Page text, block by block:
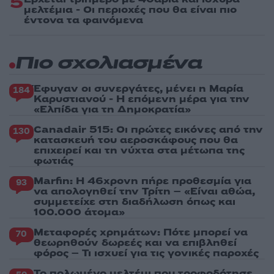
μελτέμια - Οι περιοχές που θα είναι πιο
έντονα τα φαινόμενα
Πιο σχολιασμένα
184 Έφυγαν οι συνεργάτες, μένει η Μαρία
Καρυστιανού - Η επόμενη μέρα για την
«Ελπίδα για τη Δημοκρατία»
130 Canadair 515: Οι πρώτες εικόνες από την
κατασκευή του αεροσκάφους που θα
επιχειρεί και τη νύχτα στα μέτωπα της
φωτιάς
93 Marfin: Η 46χρονη πήρε προθεσμία για
να απολογηθεί την Τρίτη – «Είναι αθώα,
συμμετείχε στη διαδήλωση όπως και
100.000 άτομα»
70 Μεταφορές χρημάτων: Πότε μπορεί να
θεωρηθούν δωρεές και να επιβληθεί
φόρος – Τι ισχυεί για τις γονικές παροχές